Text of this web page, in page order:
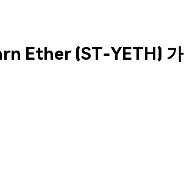
Ether (ST-YETH) 가